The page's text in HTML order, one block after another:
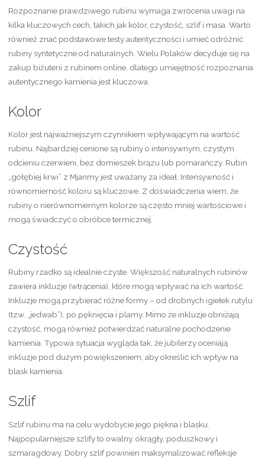
Rozpoznanie prawdziwego rubinu wymaga zwrócenia uwagi na
kilka kluczowych cech, takich jak kolor, czystość, szlif i masa. Warto
również znać podstawowe testy autentyczności i umieć odróżnić
rubiny syntetyczne od naturalnych. Wielu Polaków decyduje się na
zakup biżuterii z rubinem online, dlatego umiejętność rozpoznania
autentycznego kamienia jest kluczowa.
Kolor
Kolor jest najważniejszym czynnikiem wpływającym na wartość
rubinu. Najbardziej cenione są rubiny o intensywnym, czystym
odcieniu czerwieni, bez domieszek brązu lub pomarańczy. Rubin
„gołębiej krwi” z Mjanmy jest uważany za ideał. Intensywność i
równomierność koloru są kluczowe. Z doświadczenia wiem, że
rubiny o nierównomiernym kolorze są często mniej wartościowe i
mogą świadczyć o obróbce termicznej.
Czystość
Rubiny rzadko są idealnie czyste. Większość naturalnych rubinów
zawiera inkluzje (wtrącenia), które mogą wpływać na ich wartość.
Inkluzje mogą przybierać różne formy – od drobnych igiełek rutylu
(tzw. „jedwab”), po pęknięcia i plamy. Mimo że inkluzje obniżają
czystość, mogą również potwierdzać naturalne pochodzenie
kamienia. Typowa sytuacja wygląda tak, że jubilerzy oceniają
inkluzje pod dużym powiększeniem, aby określić ich wpływ na
blask kamienia.
Szlif
Szlif rubinu ma na celu wydobycie jego piękna i blasku.
Najpopularniejsze szlify to owalny, okrągły, poduszkowy i
szmaragdowy. Dobry szlif powinien maksymalizować refleksje